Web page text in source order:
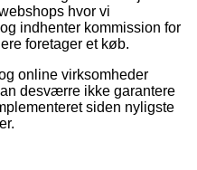
hvor vi
indhenter kommission for
foretager et køb.
online virksomheder
desværre ikke garantere
siden nyligste